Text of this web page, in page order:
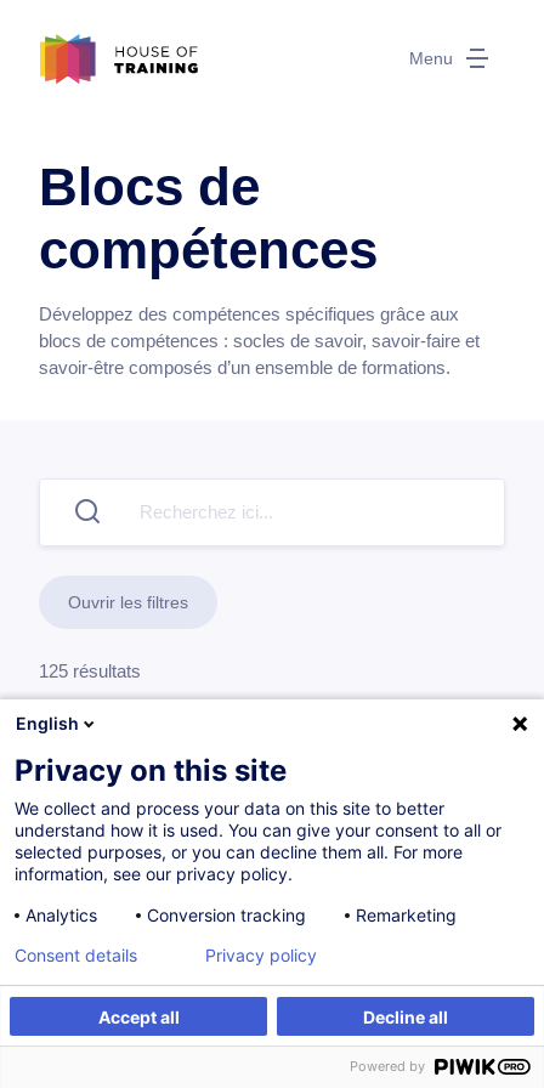
Menu
Blocs de
compétences
Développez des compétences spécifiques grâce aux
blocs de compétences : socles de savoir, savoir-faire et
savoir-être composés d’un ensemble de formations.
Ouvrir les filtres
125 résultats
Compétences organisationnelles et
managériales
Animer une équipe de maintenance
Chef d'équipe maintenance
6 formations
63 h
Animer une équipe de production
English
Privacy on this site
We collect and process your data on this site to better
understand how it is used. You can give your consent to all or
selected purposes, or you can decline them all. For more
information, see our privacy policy.
Analytics
Conversion tracking Remarketing
Accept all Decline all
Consent details Privacy policy
Powered by